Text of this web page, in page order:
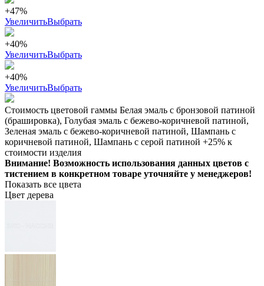
+47%
УвеличитьВыбрать
+40%
УвеличитьВыбрать
+40%
УвеличитьВыбрать
Стоимость цветовой гаммы Белая эмаль с бронзовой патиной
(брашировка), Голубая эмаль с бежево-коричневой патиной,
Зеленая эмаль с бежево-коричневой патиной, Шампань с
коричневой патиной, Шампань с серой патиной +25% к
стоимости изделия
Внимание! Возможность использования данных цветов с
тистением в конкретном товаре уточняйте у менеджеров!
Показать все цвета
Цвет дерева